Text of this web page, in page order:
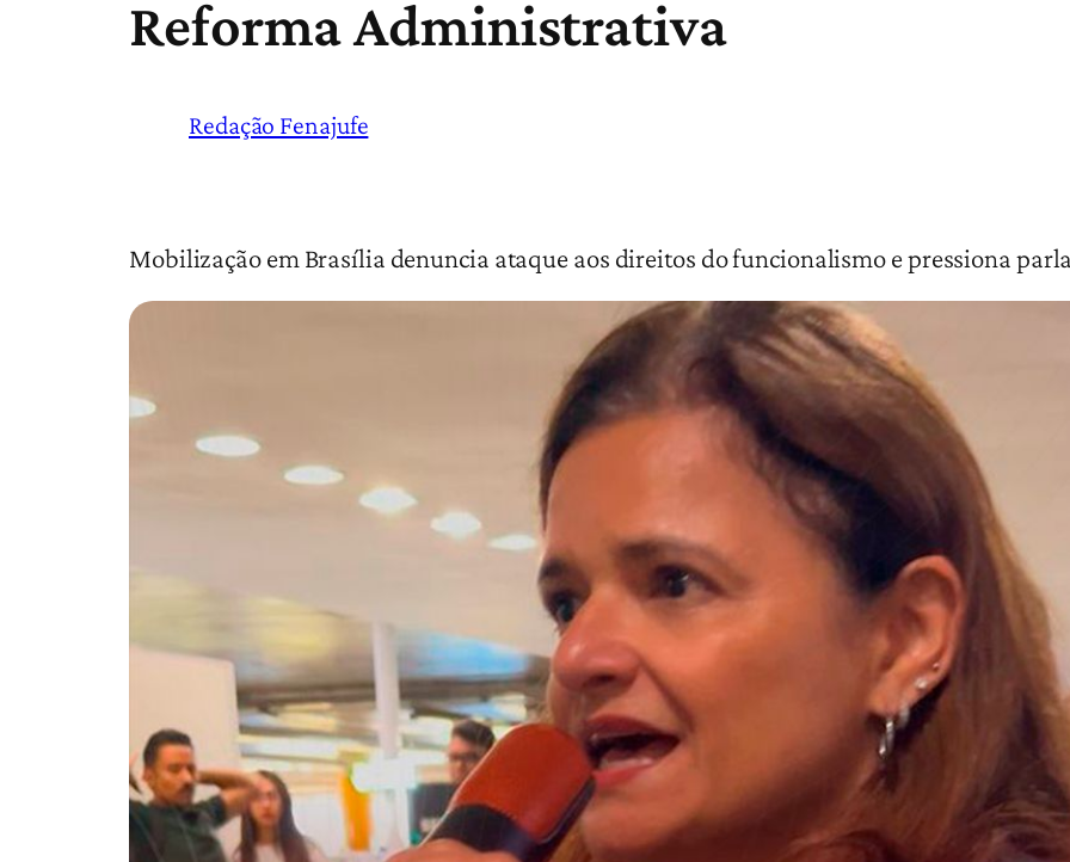
Reforma Administrativa
Redação Fenajufe
Mobilização em Brasília denuncia ataque aos direitos do funcionalismo e pressiona